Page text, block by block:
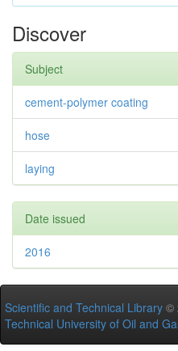
Discover
Subject
cement-polymer coating
hose
laying
Date issued
2016
Scientific and Technical Library ©
Technical University of Oil and